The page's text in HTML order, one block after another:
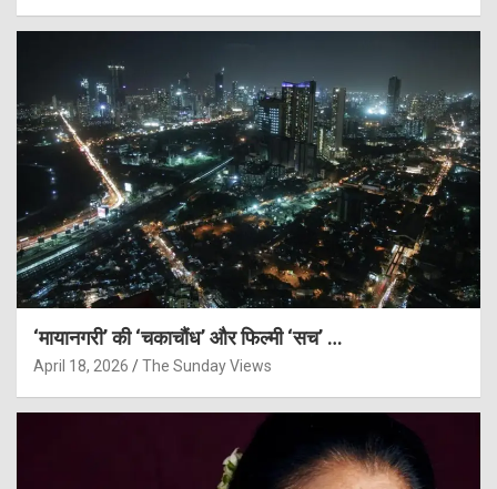
‘मायानगरी’ की ‘चकाचौंध’ और फिल्मी ‘सच’ …
April 18, 2026 The Sunday Views